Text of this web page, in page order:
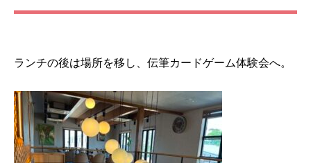
ランチの後は場所を移し、伝筆カードゲーム体験会へ。